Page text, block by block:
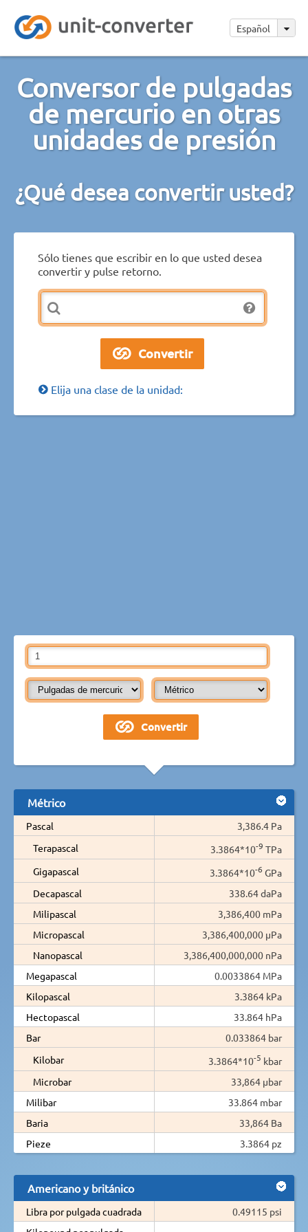
Español
Conversor de pulgadas
de mercurio en otras
unidades de presión
¿Qué desea convertir usted?
Sólo tienes que escribir en lo que usted desea
convertir y pulse retorno.
Elija una clase de la unidad:
Métrico
Pascal
3,386.4 Pa
Terapascal
3.3864*10-9 TPa
Gigapascal
3.3864*10-6 GPa
Decapascal
338.64 daPa
Milipascal
3,386,400 mPa
Micropascal
3,386,400,000 µPa
Nanopascal
3,386,400,000,000 nPa
Megapascal
0.0033864 MPa
Kilopascal
3.3864 kPa
Hectopascal
33.864 hPa
Bar
0.033864 bar
Kilobar
3.3864*10-5 kbar
Microbar
33,864 µbar
Milibar
33.864 mbar
Baria
33,864 Ba
Pieze
3.3864 pz
Americano y británico
Libra por pulgada cuadrada
0.49115 psi